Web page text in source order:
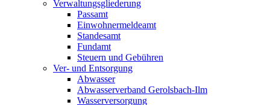
Verwaltungsgliederung
Passamt
Einwohnermeldeamt
Standesamt
Fundamt
Steuern und Gebühren
Ver- und Entsorgung
Abwasser
Abwasserverband Gerolsbach-Ilm
Wasserversorgung